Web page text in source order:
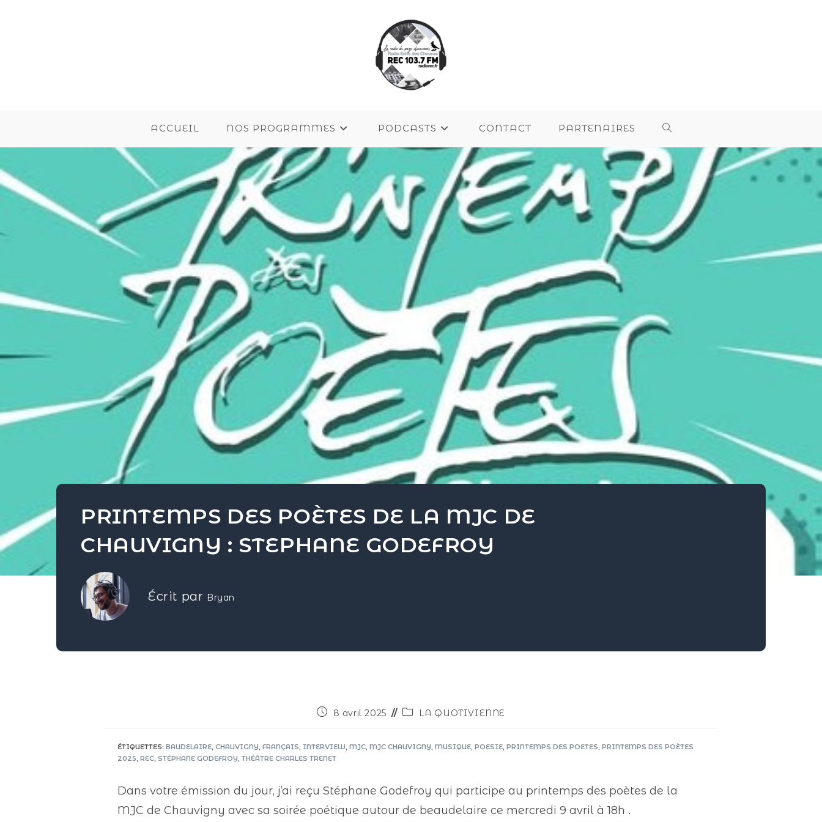
ACCUEIL NOS PROGRAMMES PODCASTS CONTACT PARTENAIRES
PRINTEMPS DES POÈTES DE LA MJC DE
CHAUVIGNY : STEPHANE GODEFROY
Écrit par Bryan
8 avril 2025 LA QUOTIVIENNE
ÉTIQUETTES: BAUDELAIRE, CHAUVIGNY, FRANÇAIS, INTERVIEW, MJC, MJC CHAUVIGNY, MUSIQUE, POESIE, PRINTEMPS DES POETES, PRINTEMPS DES POÈTES
2025, REC, STÉPHANE GODEFROY, THÉÂTRE CHARLES TRENET
Dans votre émission du jour, j’ai reçu Stéphane Godefroy qui participe au printemps des poètes de la
MJC de Chauvigny avec sa soirée poétique autour de beaudelaire ce mercredi 9 avril à 18h .